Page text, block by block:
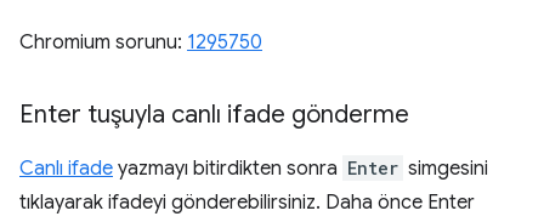
Chromium sorunu: 1295750
Enter tuşuyla canlı ifade gönderme
Canlı ifade yazmayı bitirdikten sonra Enter simgesini
tıklayarak ifadeyi gönderebilirsiniz. Daha önce Enter